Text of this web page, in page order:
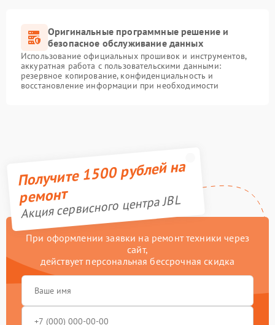
Оригинальные программные решение и
безопасное обслуживание данных
Использование официальных прошивок и инструментов,
аккуратная работа с пользовательскими данными:
резервное копирование, конфиденциальность и
восстановление информации при необходимости
Получите 1500 рублей на
ремонт
Акция сервисного центра JBL
При оформлении заявки на ремонт техники через
сайт,
действует персональная бессрочная скидка